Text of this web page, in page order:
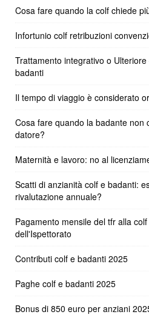
Cosa fare quando la colf chiede
Infortunio colf retribuzioni
Trattamento integrativo o
badanti
Il tempo di viaggio è considerato
Cosa fare quando la badante non
datore?
Maternità e lavoro: no al
Scatti di anzianità colf e badanti:
rivalutazione annuale?
Pagamento mensile del tfr alla
dell'Ispettorato
Contributi colf e badanti 2025
Paghe colf e badanti 2025
Bonus di 850 euro per anziani